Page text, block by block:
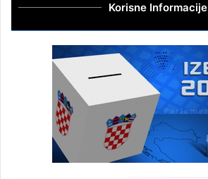
Korisne Informacije